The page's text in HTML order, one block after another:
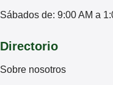
Sábados de: 9:00 AM a
Directorio
Sobre nosotros